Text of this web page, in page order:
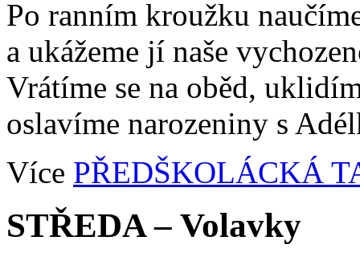
Po ranním kroužku
a ukážeme jí naše
Vrátíme se na oběd,
oslavíme narozeniny s
Více PŘEDŠKOLÁCKÁ
STŘEDA – Volavky